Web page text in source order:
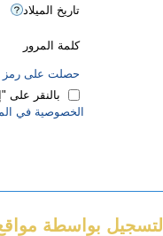
تاريخ الميلاد
كلمة المرور
حصلت على رمز
بالنقر
الخصوصية في
التسجيل بواسطة